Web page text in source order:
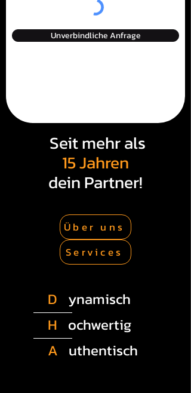
Unverbindliche Anfrage
Seit mehr als
15 Jahren
dein Partner!
Über uns
Services
D ynamisch
H ochwertig
A uthentisch